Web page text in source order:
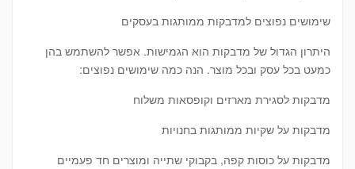
שימושים נפוצים למדבקות ממותגות בעסקים
היתרון הגדול של מדבקות הוא הגמישות. אפשר להשתמש בהן
כמעט בכל עסק ובכל מוצר. הנה כמה שימושים נפוצים:
מדבקות לסגירת מארזים וקופסאות משלוח
מדבקות על שקיות ממותגות בחנויות
מדבקות על כוסות קפה, בקבוקי שתייה ומוצרים חד פעמיים